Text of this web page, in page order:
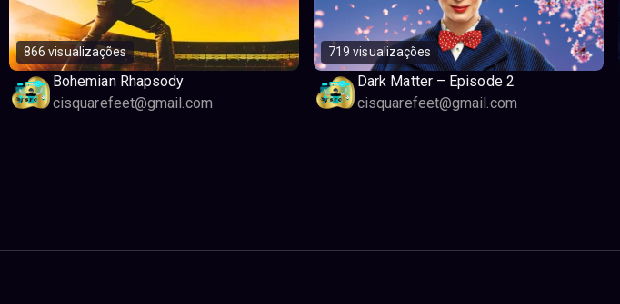
866 visualizações
Bohemian Rhapsody
cisquarefeet@gmail.com
719 visualizações
Dark Matter – Episode 2
cisquarefeet@gmail.com